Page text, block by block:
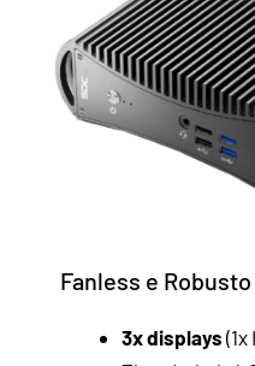
Fanless e Robusto
3x displays (1x